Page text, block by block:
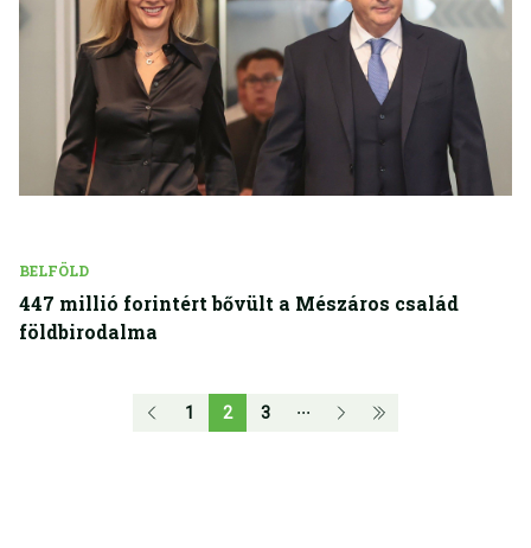
BELFÖLD
447 millió forintért bővült a Mészáros család
földbirodalma
1 2 3